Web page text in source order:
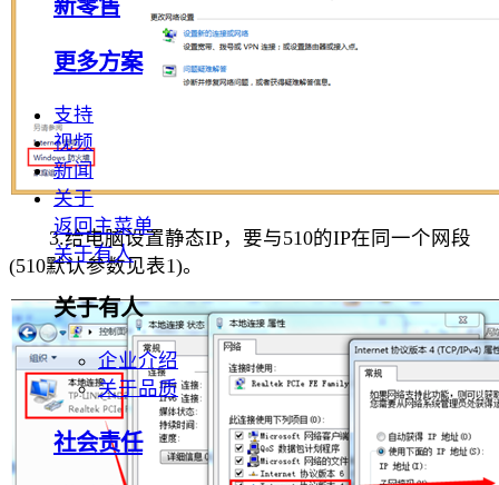
新零售
更多方案
支持
视频
新闻
关于
返回主菜单
关于有人
关于有人
企业介绍
关于品质
社会责任
3.给电脑设置静态IP，要与510的IP在同一个网段
(510默认参数见表1)。